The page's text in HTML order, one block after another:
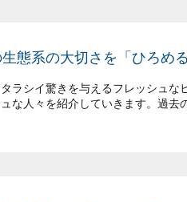
態系の大切さを「ひろめる
ラシイ驚きを与えるフレッシュ
な人々を紹介していきます。過